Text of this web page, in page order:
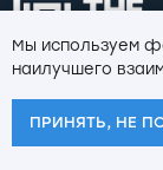
Мы используем
наилучшего
ПРИНЯТЬ, НЕ